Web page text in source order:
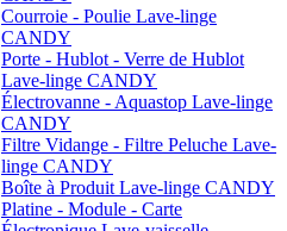
Courroie - Poulie Lave-linge
CANDY
Porte - Hublot - Verre de Hublot
Lave-linge CANDY
Électrovanne - Aquastop Lave-linge
CANDY
Filtre Vidange - Filtre Peluche Lave-
linge CANDY
Boîte à Produit Lave-linge CANDY
Platine - Module - Carte